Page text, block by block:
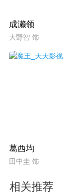
成濑领
大野智 饰
葛西均
田中圭 饰
相关推荐